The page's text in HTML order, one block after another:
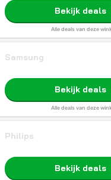
Bekijk deals
Alle deals van deze
Samsung
Bekijk deals
Alle deals van deze
Philips
Bekijk deals